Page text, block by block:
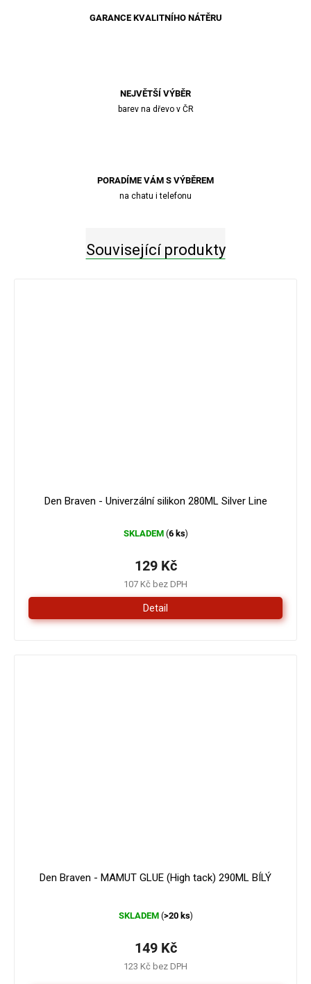
GARANCE KVALITNÍHO NÁTĚRU
NEJVĚTŠÍ VÝBĚR
barev na dřevo v ČR
PORADÍME VÁM S VÝBĚREM
na chatu i telefonu
Související produkty
Den Braven - Univerzální silikon 280ML Silver Line
SKLADEM (6 ks)
107 Kč bez DPH
129 Kč
Detail
Den Braven - MAMUT GLUE (High tack) 290ML BÍLÝ
hodnocení
je
4,3
z
SKLADEM (>20 ks)
123 Kč bez DPH
149 Kč